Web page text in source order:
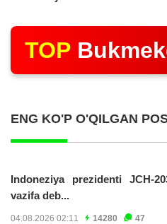
TOP
ENG KO'P O'QILGAN
Indoneziya prezidenti JCH-
vazifa deb...
04.08.2026 02:11 14280 47